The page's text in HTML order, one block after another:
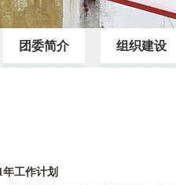
团委简介 组织建设
工作计划